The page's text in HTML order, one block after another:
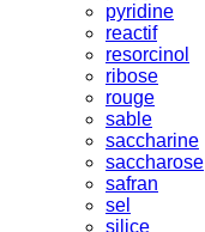
pyridine
reactif
resorcinol
ribose
rouge
sable
saccharine
saccharose
safran
sel
silice